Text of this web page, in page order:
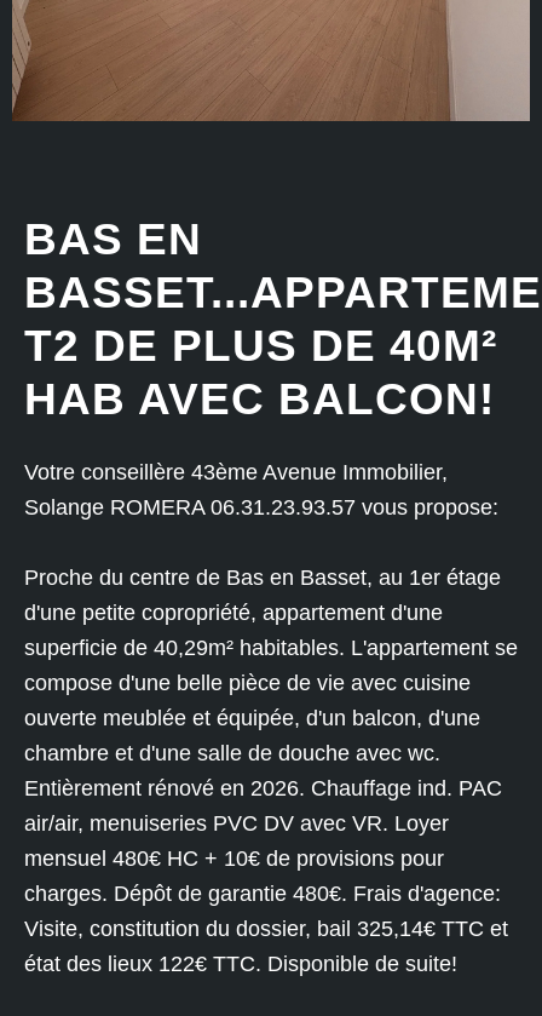
BAS EN
T2 DE PLUS DE 40M²
HAB AVEC BALCON!
Votre conseillère 43ème Avenue Immobilier,
Solange ROMERA 06.31.23.93.57 vous propose:
Proche du centre de Bas en Basset, au 1er étage
d'une petite copropriété, appartement d'une
superficie de 40,29m² habitables. L'appartement se
compose d'une belle pièce de vie avec cuisine
ouverte meublée et équipée, d'un balcon, d'une
chambre et d'une salle de douche avec wc.
Entièrement rénové en 2026. Chauffage ind. PAC
air/air, menuiseries PVC DV avec VR. Loyer
mensuel 480€ HC + 10€ de provisions pour
charges. Dépôt de garantie 480€. Frais d'agence:
Visite, constitution du dossier, bail 325,14€ TTC et
état des lieux 122€ TTC. Disponible de suite!